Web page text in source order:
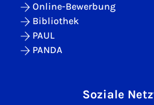
Online-Bewerbung
Bibliothek
PAUL
PANDA
Soziale